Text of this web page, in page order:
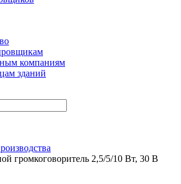
компаниям
зданий
громкоговоритель 2,5/5/10 Вт, 30 В